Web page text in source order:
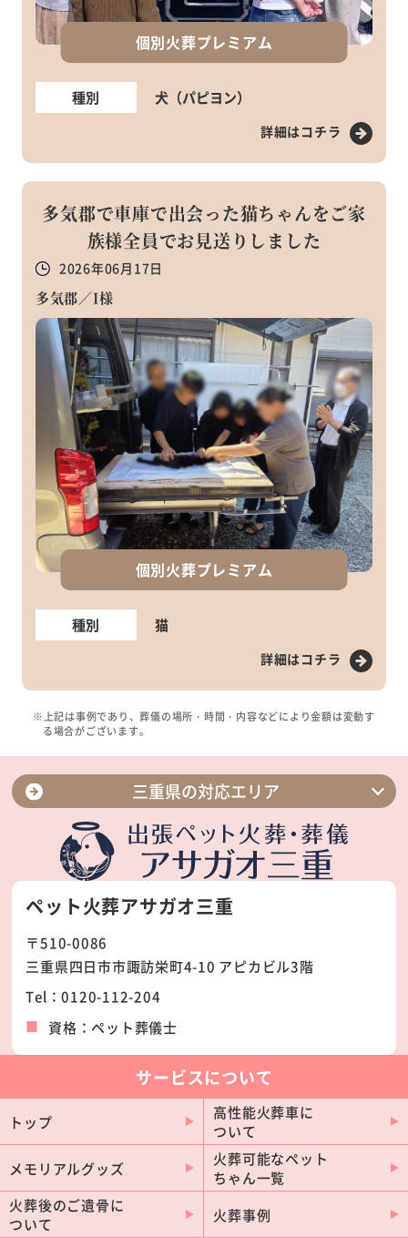
個別火葬プレミアム
種別 犬（パピヨン）
詳細はコチラ
多気郡で車庫で出会った猫ちゃんをご家
族様全員でお見送りしました
2026年06月17日
多気郡／I様
個別火葬プレミアム
種別 猫
詳細はコチラ
※上記は事例であり、葬儀の場所・時間・内容などにより金額は変動す
る場合がございます。
三重県の対応エリア
四日市市
津市
鈴鹿市
松阪市
桑名市
伊勢市
伊賀市
志摩市
亀山市
尾鷲市
東員町
明和町
紀北町
玉城町
南伊勢町
川越町
紀宝町
大台町
朝日町
ペット火葬アサガオ三重
〒510-0086
三重県四日市市諏訪栄町4-10 アピカビル3階
Tel：0120-112-204
資格：ペット葬儀士
サービスについて
トップ
高性能火葬車に
ついて
メモリアルグッズ
火葬可能なペット
ちゃん一覧
火葬後のご遺骨に
ついて
火葬事例